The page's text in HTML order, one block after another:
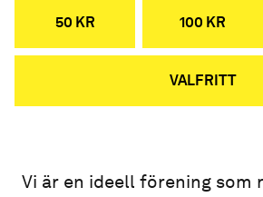
50 KR 100 KR
VALFRITT
Vi är en ideell förening som